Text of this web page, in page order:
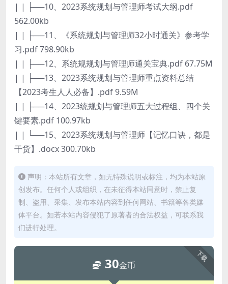
| | ├──10、2023系统规划与管理师考试大纲.pdf
562.00kb
| | ├──11、《系统规划与管理师32小时通关》参考学
习.pdf 798.90kb
| | ├──12、系统规规划与管理师通关宝典.pdf 67.75M
| | ├──13、2023系统规划与管理师重点资料总结
【2023考生人人必备】.pdf 9.59M
| | ├──14、2023统规划与管理师五大过程组、四个关
键要素.pdf 100.97kb
| | └──15、2023系统规划与管理师【记忆口诀，都是
干货】.docx 300.70kb
声明：本站所有文章，如无特殊说明或标注，均为本站原
创发布。任何个人或组织，在未征得本站同意时，禁止复
制、盗用、采集、发布本站内容到任何网站、书籍等各类媒
体平台。如若本站内容侵犯了原著者的合法权益，可联系我
们进行处理。
下载
30金币